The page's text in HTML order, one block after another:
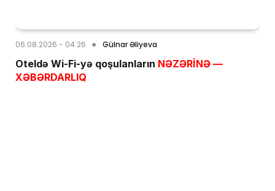
06.08.2026 - 04:26 Gülnar Əliyeva
Oteldə Wi-Fi-yə qoşulanların NƏZƏRİNƏ —
XƏBƏRDARLIQ